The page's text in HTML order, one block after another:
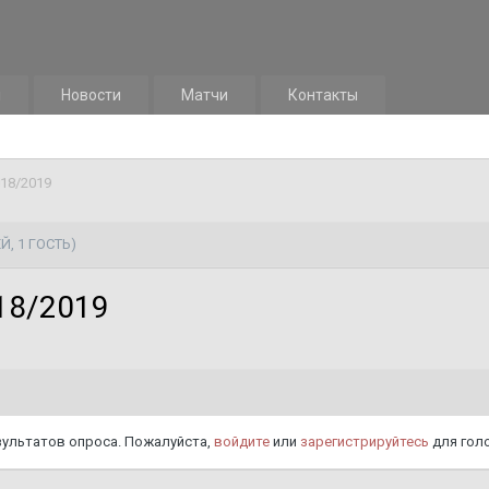
Новости Матчи Контакты
2019
1 ГОСТЬ)
2019
опроса. Пожалуйста, войдите или зарегистрируйтесь для